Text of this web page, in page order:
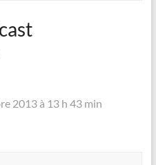
2013 à 13 h 43 min